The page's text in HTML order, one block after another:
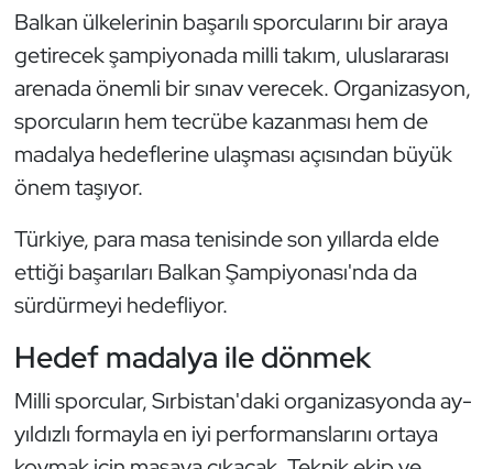
Balkan ülkelerinin başarılı sporcularını bir araya
getirecek şampiyonada milli takım, uluslararası
arenada önemli bir sınav verecek. Organizasyon,
sporcuların hem tecrübe kazanması hem de
madalya hedeflerine ulaşması açısından büyük
önem taşıyor.
Türkiye, para masa tenisinde son yıllarda elde
ettiği başarıları Balkan Şampiyonası'nda da
sürdürmeyi hedefliyor.
Hedef madalya ile dönmek
Milli sporcular, Sırbistan'daki organizasyonda ay-
yıldızlı formayla en iyi performanslarını ortaya
Dövüş Sanatı
E-Spor
Eskrim
Futbol
Futsal
Genel
Golf
Güreş